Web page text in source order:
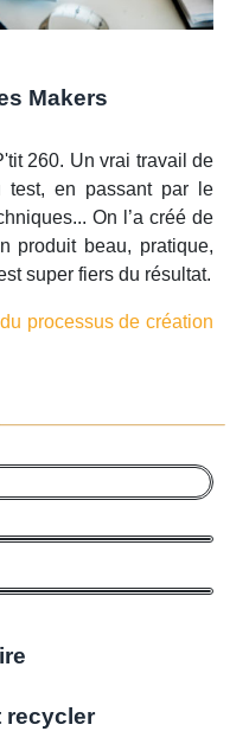
Makers
260. Un vrai travail de
test, en passant par le
On l’a créé de
produit beau, pratique,
super fiers du résultat.
processus de création
recycler